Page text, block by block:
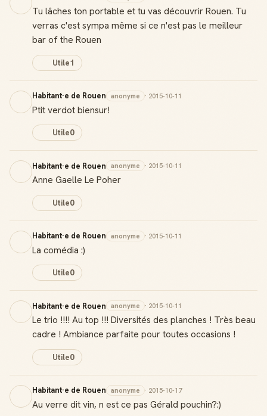
Tu lâches ton portable et tu vas découvrir Rouen. Tu
verras c'est sympa même si ce n'est pas le meilleur
bar of the Rouen
Utile1
Habitant·e de Rouen anonyme · 2015-10-11
Ptit verdot biensur!
Utile0
Habitant·e de Rouen anonyme · 2015-10-11
Anne Gaelle Le Poher
Utile0
Habitant·e de Rouen anonyme · 2015-10-11
La comédia :)
Utile0
Habitant·e de Rouen anonyme · 2015-10-11
Le trio !!!! Au top !!! Diversités des planches ! Très beau
cadre ! Ambiance parfaite pour toutes occasions !
Utile0
Habitant·e de Rouen anonyme · 2015-10-17
Au verre dit vin, n est ce pas Gérald pouchin?:)
Badge Guide Local
Ton statut affiché sur toutes tes contributions
Gagne des points à chaque contribution utile
Reconnaissance locale
Deviens une référence dans ta ville
Notifications
Sois notifié quand ton avis aide quelqu'un